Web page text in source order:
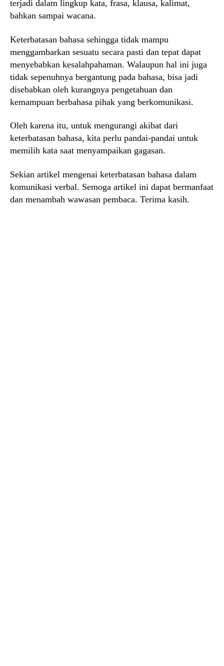
terjadi dalam lingkup kata, frasa, klausa, kalimat,
bahkan sampai wacana.
Keterbatasan bahasa sehingga tidak mampu
menggambarkan sesuatu secara pasti dan tepat dapat
menyebabkan kesalahpahaman. Walaupun hal ini juga
tidak sepenuhnya bergantung pada bahasa, bisa jadi
disebabkan oleh kurangnya pengetahuan dan
kemampuan berbahasa pihak yang berkomunikasi.
Oleh karena itu, untuk mengurangi akibat dari
keterbatasan bahasa, kita perlu pandai-pandai untuk
memilih kata saat menyampaikan gagasan.
Sekian artikel mengenai keterbatasan bahasa dalam
komunikasi verbal. Semoga artikel ini dapat bermanfaat
dan menambah wawasan pembaca. Terima kasih.